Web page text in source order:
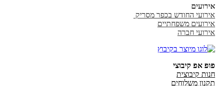
אירועים
אירועי החודש בכפר מסריק
אירועים משפחתיים
אירועי חברה
פופ אפ קיבוצי
חנות קיבוצית
תקנון משלוחים